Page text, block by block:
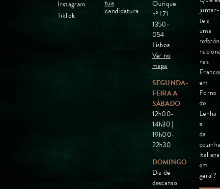
Instagram
TikTok
tua
candidatura
Ourique
nº 171
1350-
054
Lisboa
Ver no
mapa
SEGUNDA-
FEIRA A
SÁBADO
12h00-
14h30 |
19h00-
22h30
DOMINGO
Dia de
descanso
juntar-
te a
uma
nas
em
Forno
de
Lenha
e
da
italiana
em
geral?